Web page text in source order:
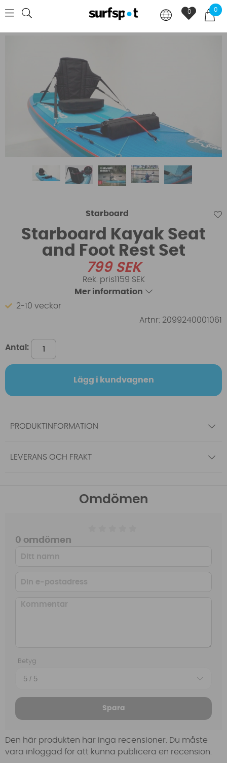
0
0
Starboard
Starboard Kayak Seat
and Foot Rest Set
799SEK
1159 SEK
Mer information
2-10 veckor
Artnr: 2099240001061
Antal:
Lägg i kundvagnen
PRODUKTINFORMATION
LEVERANS OCH FRAKT
Omdömen
0 omdömen
Betyg
Spara
Den här produkten har inga recensioner. Du måste
vara inloggad för att kunna publicera en recension.